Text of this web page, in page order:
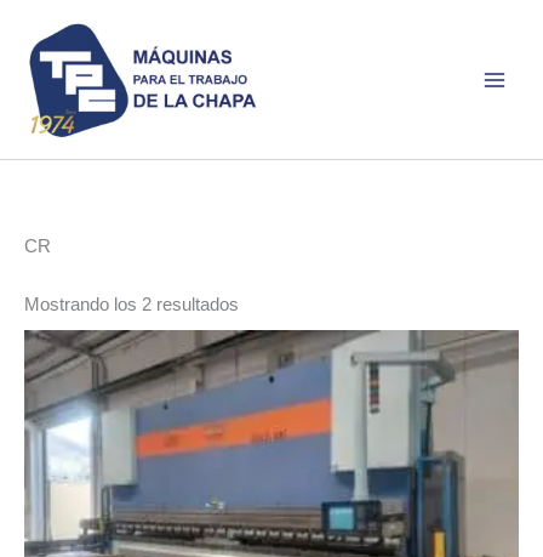
contenido
CR
Mostrando los 2 resultados
los
últimos